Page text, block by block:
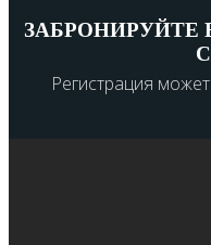
Регистрация